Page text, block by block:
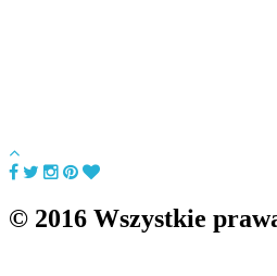
© 2016 Wszystkie